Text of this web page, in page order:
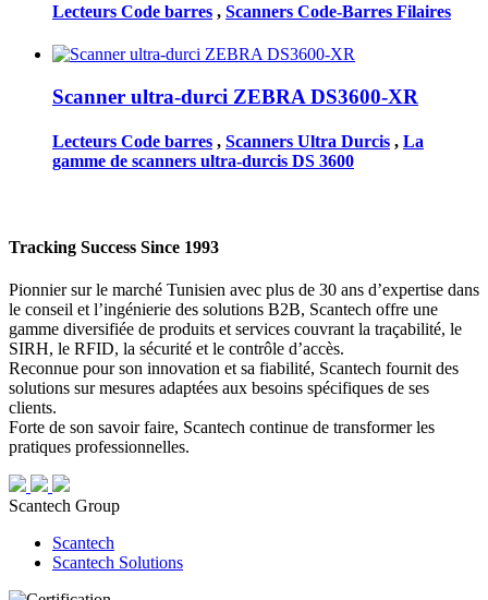
Lecteurs Code barres , Scanners Code-Barres Filaires
Scanner ultra-durci ZEBRA DS3600-XR
Lecteurs Code barres , Scanners Ultra Durcis , La
gamme de scanners ultra-durcis DS 3600
Tracking Success Since 1993
Pionnier sur le marché Tunisien avec plus de 30 ans d’expertise dans
le conseil et l’ingénierie des solutions B2B, Scantech offre une
gamme diversifiée de produits et services couvrant la traçabilité, le
SIRH, le RFID, la sécurité et le contrôle d’accès.
Reconnue pour son innovation et sa fiabilité, Scantech fournit des
solutions sur mesures adaptées aux besoins spécifiques de ses
clients.
Forte de son savoir faire, Scantech continue de transformer les
pratiques professionnelles.
Scantech Group
Scantech
Scantech Solutions